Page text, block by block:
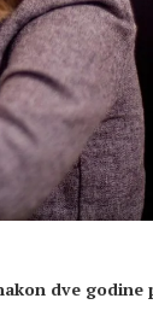
dve godine